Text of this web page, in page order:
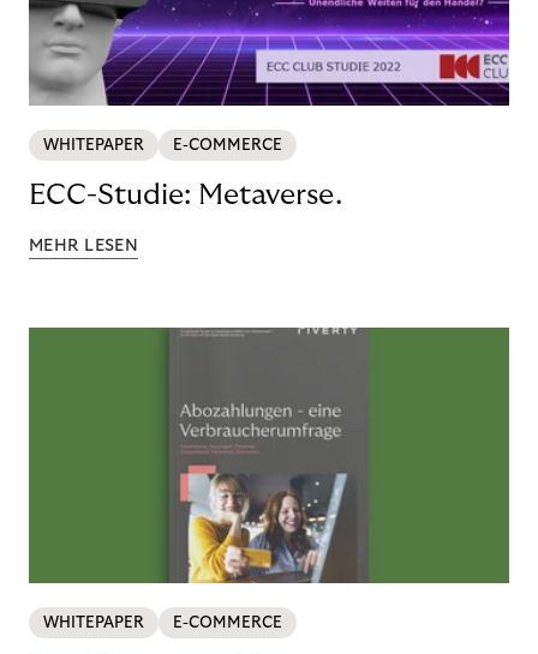
WHITEPAPER E-COMMERCE
ECC-Studie: Metaverse.
MEHR LESEN
WHITEPAPER E-COMMERCE